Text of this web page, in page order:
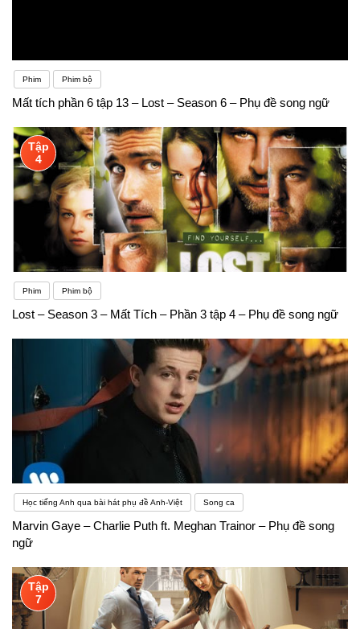
Phim Phim bộ
Mất tích phần 6 tập 13 – Lost – Season 6 – Phụ đề song ngữ
Tập
4
Phim Phim bộ
Lost – Season 3 – Mất Tích – Phần 3 tập 4 – Phụ đề song ngữ
Học tiếng Anh qua bài hát phụ đề Anh-Việt Song ca
Marvin Gaye – Charlie Puth ft. Meghan Trainor – Phụ đề song
ngữ
Tập
7